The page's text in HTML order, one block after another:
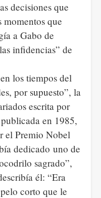
decisiones que
momentos que
a Gabo de
infidencias” de
los tiempos del
por supuesto”, la
escrita por
en 1985,
el Premio Nobel
dedicado uno de
sagrado”,
él: “Era
corto que le